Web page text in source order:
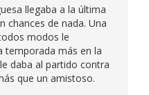
llegaba a la última
chances de nada. Una
modos le
temporada más en la
daba al partido contra
que un amistoso.